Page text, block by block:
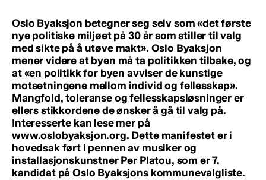
Oslo Byaksjon betegner seg selv som «det første
nye politiske miljøet på 30 år som stiller til valg
med sikte på å utøve makt». Oslo Byaksjon
mener videre at byen må ta politikken tilbake, og
at «en politikk for byen avviser de kunstige
motsetningene mellom individ og fellesskap».
Mangfold, toleranse og fellesskapsløsninger er
ellers stikkordene de ønsker å gå til valg på.
Interesserte kan lese mer på
www.oslobyaksjon.org. Dette manifestet er i
hovedsak ført i pennen av musiker og
installasjonskunstner Per Platou, som er 7.
kandidat på Oslo Byaksjons kommunevalgliste.